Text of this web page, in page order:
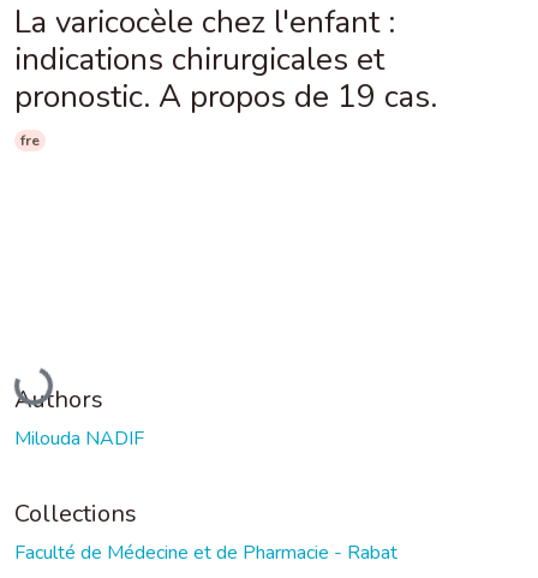
La varicocèle chez l'enfant :
indications chirurgicales et
pronostic. A propos de 19 cas.
fre
Loading...
Authors
Milouda NADIF
Collections
Faculté de Médecine et de Pharmacie - Rabat